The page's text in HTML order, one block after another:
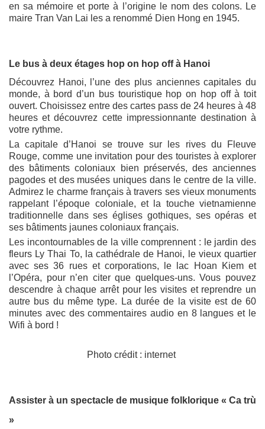
en sa mémoire et porte à l’origine le nom des colons. Le
maire Tran Van Lai les a renommé Dien Hong en 1945.
Le bus à deux étages hop on hop off à Hanoi
Découvrez Hanoi, l’une des plus anciennes capitales du
monde, à bord d’un bus touristique hop on hop off à toit
ouvert. Choisissez entre des cartes pass de 24 heures à 48
heures et découvrez cette impressionnante destination à
votre rythme.
La capitale d’Hanoi se trouve sur les rives du Fleuve
Rouge, comme une invitation pour des touristes à explorer
des bâtiments coloniaux bien préservés, des anciennes
pagodes et des musées uniques dans le centre de la ville.
Admirez le charme français à travers ses vieux monuments
rappelant l’époque coloniale, et la touche vietnamienne
traditionnelle dans ses églises gothiques, ses opéras et
ses bâtiments jaunes coloniaux français.
Les incontournables de la ville comprennent : le jardin des
fleurs Ly Thai To, la cathédrale de Hanoi, le vieux quartier
avec ses 36 rues et corporations, le lac Hoan Kiem et
l’Opéra, pour n’en citer que quelques-uns. Vous pouvez
descendre à chaque arrêt pour les visites et reprendre un
autre bus du même type. La durée de la visite est de 60
minutes avec des commentaires audio en 8 langues et le
Wifi à bord !
Photo crédit : internet
Assister à un spectacle de musique folklorique « Ca trù
»